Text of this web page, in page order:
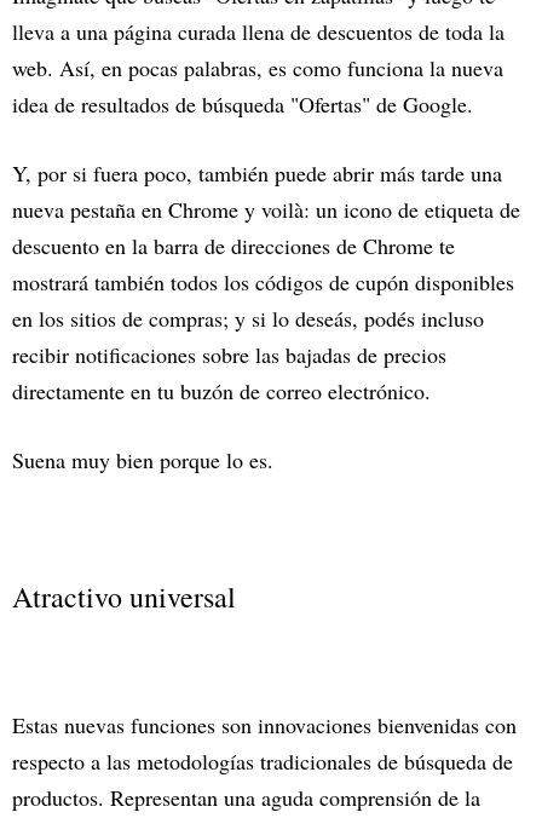
lleva a una página curada llena de descuentos de toda la
web. Así, en pocas palabras, es como funciona la nueva
idea de resultados de búsqueda "Ofertas" de Google.
Y, por si fuera poco, también puede abrir más tarde una
nueva pestaña en Chrome y voilà: un icono de etiqueta de
descuento en la barra de direcciones de Chrome te
mostrará también todos los códigos de cupón disponibles
en los sitios de compras; y si lo deseás, podés incluso
recibir notificaciones sobre las bajadas de precios
directamente en tu buzón de correo electrónico.
Suena muy bien porque lo es.
Atractivo universal
Estas nuevas funciones son innovaciones bienvenidas con
respecto a las metodologías tradicionales de búsqueda de
productos. Representan una aguda comprensión de la